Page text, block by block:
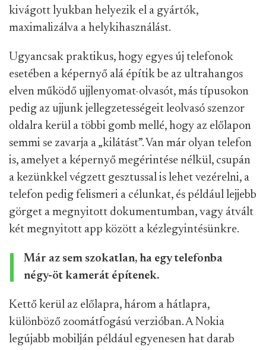
kivágott lyukban helyezik el a gyártók,
maximalizálva a helykihasználást.
Ugyancsak praktikus, hogy egyes új telefonok
esetében a képernyő alá építik be az ultrahangos
elven működő ujjlenyomat-olvasót, más típusokon
pedig az ujjunk jellegzetességeit leolvasó szenzor
oldalra kerül a többi gomb mellé, hogy az előlapon
semmi se zavarja a „kilátást”. Van már olyan telefon
is, amelyet a képernyő megérintése nélkül, csupán
a kezünkkel végzett gesztussal is lehet vezérelni, a
telefon pedig felismeri a célunkat, és például lejjebb
görget a megnyitott dokumentumban, vagy átvált
két megnyitott app között a kézlegyintésünkre.
Már az sem szokatlan, ha egy telefonba
négy-öt kamerát építenek.
Kettő kerül az előlapra, három a hátlapra,
különböző zoomátfogású verzióban. A Nokia
legújabb mobilján például egyenesen hat darab